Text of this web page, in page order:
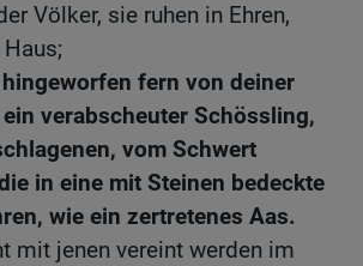
Völker, sie ruhen in Ehren,
fern von deiner
verabscheuter Schössling,
vom Schwert
in eine mit Steinen bedeckte
wie ein zertretenes Aas.
mit jenen vereint werden im